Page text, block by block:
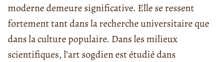
moderne demeure significative. Elle se ressent
fortement tant dans la recherche universitaire que
dans la culture populaire. Dans les milieux
scientifiques, l’art sogdien est étudié dans